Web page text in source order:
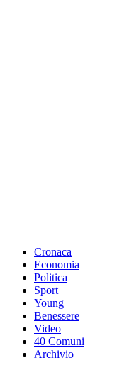
Cronaca
Economia
Politica
Sport
Young
Benessere
Video
40 Comuni
Archivio